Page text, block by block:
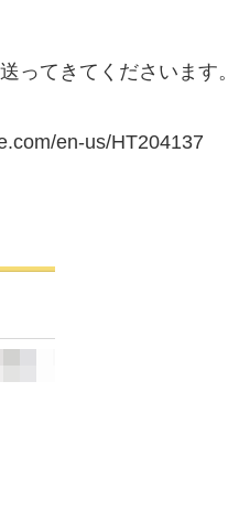
ってきてくださいます。
en-us/HT204137